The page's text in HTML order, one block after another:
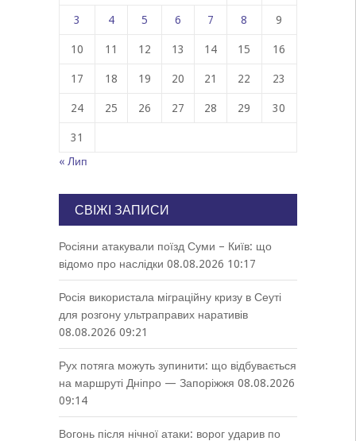
3 4 5 6 7 8 9
10 11 12 13 14 15 16
17 18 19 20 21 22 23
24 25 26 27 28 29 30
31
« Лип
СВІЖІ ЗАПИСИ
Росіяни атакували поїзд Суми – Київ: що
відомо про наслідки 08.08.2026 10:17
Росія використала міграційну кризу в Сеуті
для розгону ультраправих наративів
08.08.2026 09:21
Рух потяга можуть зупинити: що відбувається
на маршруті Дніпро — Запоріжжя 08.08.2026
09:14
Вогонь після нічної атаки: ворог ударив по